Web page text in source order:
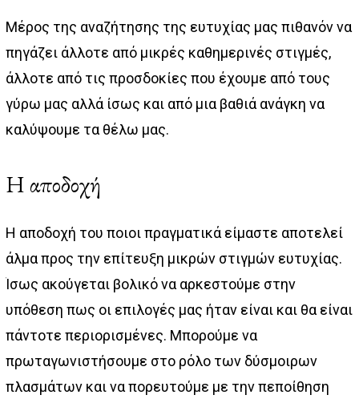
Μέρος της αναζήτησης της ευτυχίας μας πιθανόν να
πηγάζει άλλοτε από μικρές καθημερινές στιγμές,
άλλοτε από τις προσδοκίες που έχουμε από τους
γύρω μας αλλά ίσως και από μια βαθιά ανάγκη να
καλύψουμε τα θέλω μας.
Η αποδοχή
Η αποδοχή του ποιοι πραγματικά είμαστε αποτελεί
άλμα προς την επίτευξη μικρών στιγμών ευτυχίας.
Ίσως ακούγεται βολικό να αρκεστούμε στην
υπόθεση πως οι επιλογές μας ήταν είναι και θα είναι
πάντοτε περιορισμένες. Μπορούμε να
πρωταγωνιστήσουμε στο ρόλο των δύσμοιρων
πλασμάτων και να πορευτούμε με την πεποίθηση